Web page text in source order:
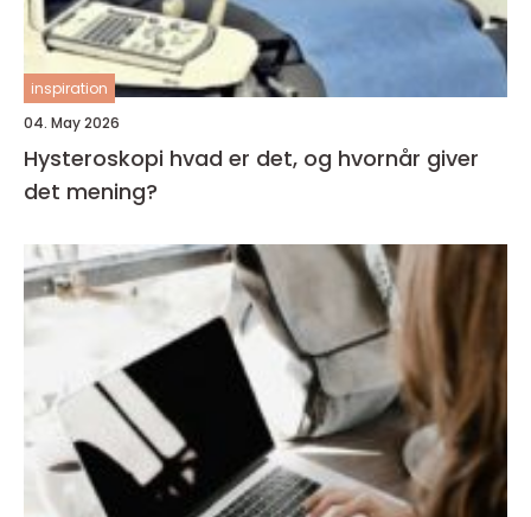
inspiration
04. May 2026
Hysteroskopi hvad er det, og hvornår giver
det mening?